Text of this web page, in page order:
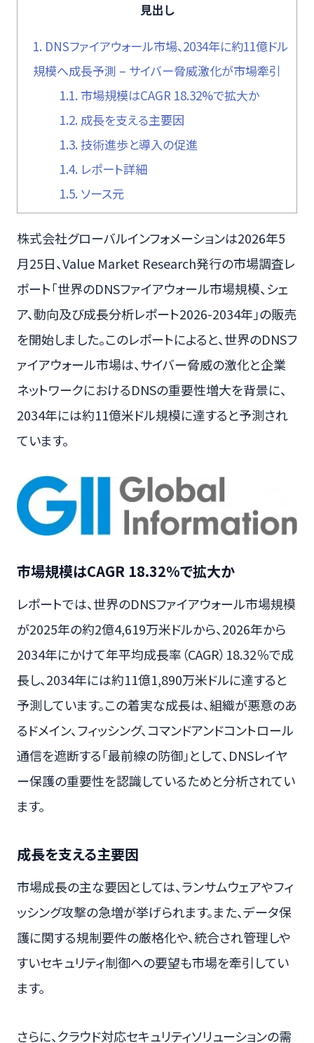
見出し
1. DNSファイアウォール市場、2034年に約11億ドル
規模へ成長予測 – サイバー脅威激化が市場牽引
1.1. 市場規模はCAGR 18.32%で拡大か
1.2. 成長を支える主要因
1.3. 技術進歩と導入の促進
1.4. レポート詳細
1.5. ソース元
株式会社グローバルインフォメーションは2026年5
月25日、Value Market Research発行の市場調査レ
ポート「世界のDNSファイアウォール市場規模、シェ
ア、動向及び成長分析レポート2026-2034年」の販売
を開始しました。このレポートによると、世界のDNSフ
ァイアウォール市場は、サイバー脅威の激化と企業
ネットワークにおけるDNSの重要性増大を背景に、
2034年には約11億米ドル規模に達すると予測され
ています。
市場規模はCAGR 18.32%で拡大か
レポートでは、世界のDNSファイアウォール市場規模
が2025年の約2億4,619万米ドルから、2026年から
2034年にかけて年平均成長率（CAGR）18.32％で成
長し、2034年には約11億1,890万米ドルに達すると
予測しています。この着実な成長は、組織が悪意のあ
るドメイン、フィッシング、コマンドアンドコントロール
通信を遮断する「最前線の防御」として、DNSレイヤ
ー保護の重要性を認識しているためと分析されてい
ます。
成長を支える主要因
市場成長の主な要因としては、ランサムウェアやフィ
ッシング攻撃の急増が挙げられます。また、データ保
護に関する規制要件の厳格化や、統合され管理しや
すいセキュリティ制御への要望も市場を牽引してい
ます。
さらに、クラウド対応セキュリティソリューションの需